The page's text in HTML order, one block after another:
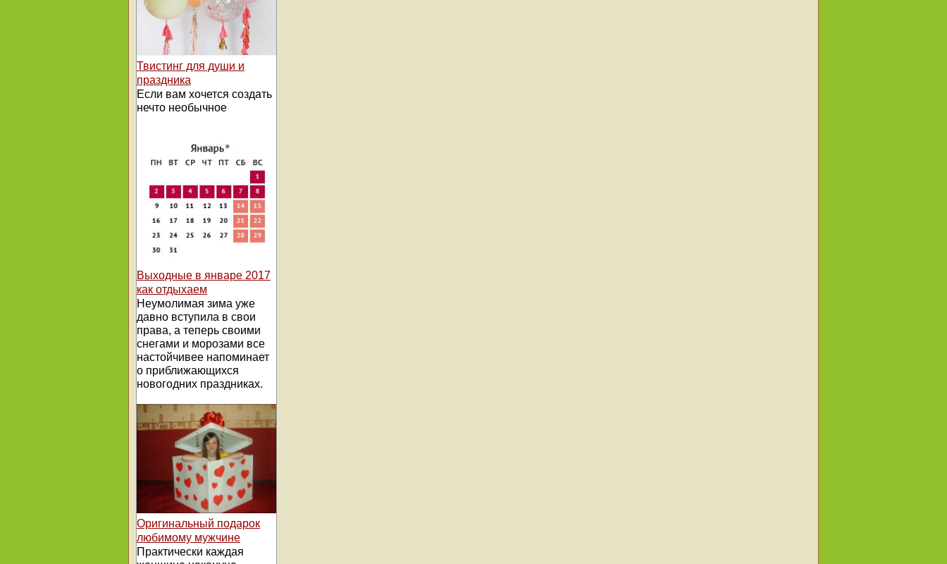
Твистинг для души и
праздника
Если вам хочется создать
нечто необычное
Выходные в январе 2017
как отдыхаем
Неумолимая зима уже
давно вступила в свои
права, а теперь своими
снегами и морозами все
настойчивее напоминает
о приближающихся
новогодних праздниках.
Оригинальный подарок
любимому мужчине
Практически каждая